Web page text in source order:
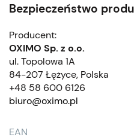
Bezpieczeństwo
Producent:
OXIMO Sp. z o.o.
ul. Topolowa 1A
84-207 Łężyce, Polska
+48 58 600 6126
biuro@oximo.pl
EAN